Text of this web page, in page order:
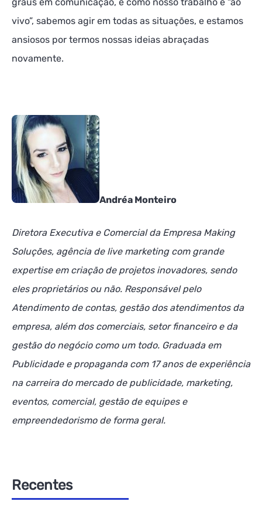
vivo”, sabemos agir em todas as situações, e estamos
ansiosos por termos nossas ideias abraçadas
novamente.
Andréa Monteiro
Diretora Executiva e Comercial da Empresa Making
Soluções, agência de live marketing com grande
expertise em criação de projetos inovadores, sendo
eles proprietários ou não. Responsável pelo
Atendimento de contas, gestão dos atendimentos da
empresa, além dos comerciais, setor financeiro e da
gestão do negócio como um todo. Graduada em
Publicidade e propaganda com 17 anos de experiência
na carreira do mercado de publicidade, marketing,
eventos, comercial, gestão de equipes e
empreendedorismo de forma geral.
Recentes